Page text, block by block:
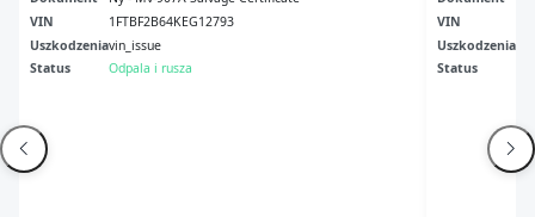
VIN
1FTBF2B64KEG12793
Uszkodzeniavin_issue
Status
Odpala i rusza
VIN
Uszkodzenia
Status